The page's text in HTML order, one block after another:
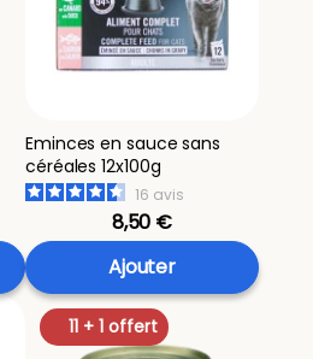
Eminces en sauce sans
céréales 12x100g
16 avis
8,50 €
Ajouter
11 + 1 offert